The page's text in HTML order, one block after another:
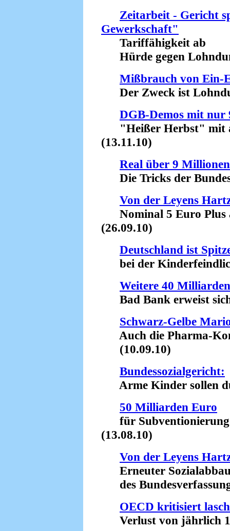
Zeitarbeit - Gericht
Gewerkschaft"
Tariffähigkeit ab
Hürde gegen
Mißbrauch von Ein-
Der Zweck ist
DGB-Demos mit nur
"Heißer Herbst" mit
(13.11.10)
Real über 9
Die Tricks der
Von der Leyens
Nominal 5 Euro Plus
(26.09.10)
Deutschland ist
bei der
Weitere 40
Bad Bank erweist sich
Schwarz-Gelbe
Auch die Pharma-
(10.09.10)
Bundessozialgericht:
Arme Kinder sollen
50 Milliarden Euro
für Subventionierung
(13.08.10)
Von der Leyens
Erneuter
des
OECD kritisiert
Verlust von jährlich